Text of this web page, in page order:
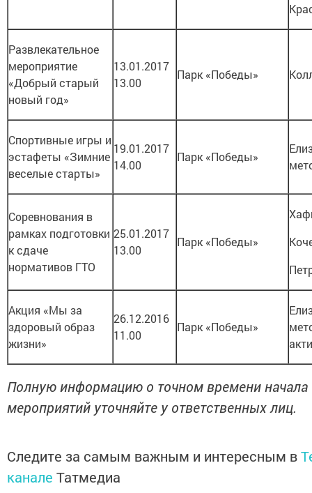
Развлекательное
мероприятие
«Добрый старый
новый год»
13.01.2017
13.00
Парк «Победы»
Спортивные игры и
эстафеты «Зимние
веселые старты»
19.01.2017
14.00
Парк «Победы»
Соревнования в
рамках подготовки
к сдаче
нормативов ГТО
25.01.2017
13.00
Парк «Победы»
Акция «Мы за
здоровый образ
жизни»
26.12.2016
11.00
Парк «Победы»
Полную информацию о точном времени начала
мероприятий уточняйте у ответственных лиц.
Следите за самым важным и интересным в
канале Татмедиа